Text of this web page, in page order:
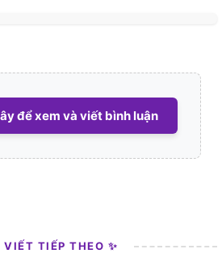
để xem và viết bình luận
VIẾT TIẾP THEO ✨